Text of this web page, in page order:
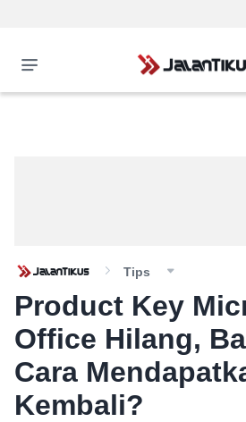
Tips
Product Key
Office Hilang,
Cara
Kembali?